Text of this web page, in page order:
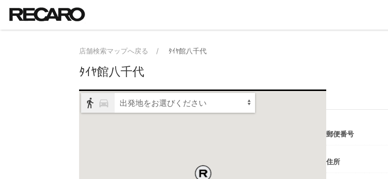
店舗検索マップへ戻る ﾀｲﾔ館八千代
ﾀｲﾔ館八千代
出発地をお選びください
郵便番号
住所